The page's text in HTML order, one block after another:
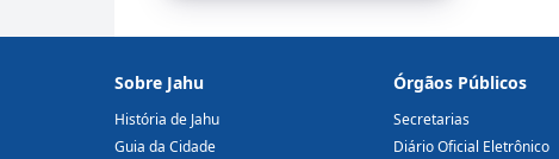
Sobre Jahu
História de Jahu
Guia da Cidade
Órgãos Públicos
Secretarias
Diário Oficial Eletrônico